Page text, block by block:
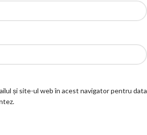
și site-ul web în acest navigator pentru data